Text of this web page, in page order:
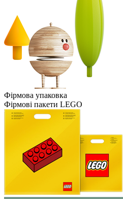
Фірмова упаковка
Фірмові пакети LEGO